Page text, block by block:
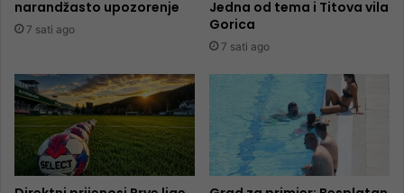
narandžasto upozorenje
7 sati ago
Jedna od tema i Titova vila
Gorica
7 sati ago